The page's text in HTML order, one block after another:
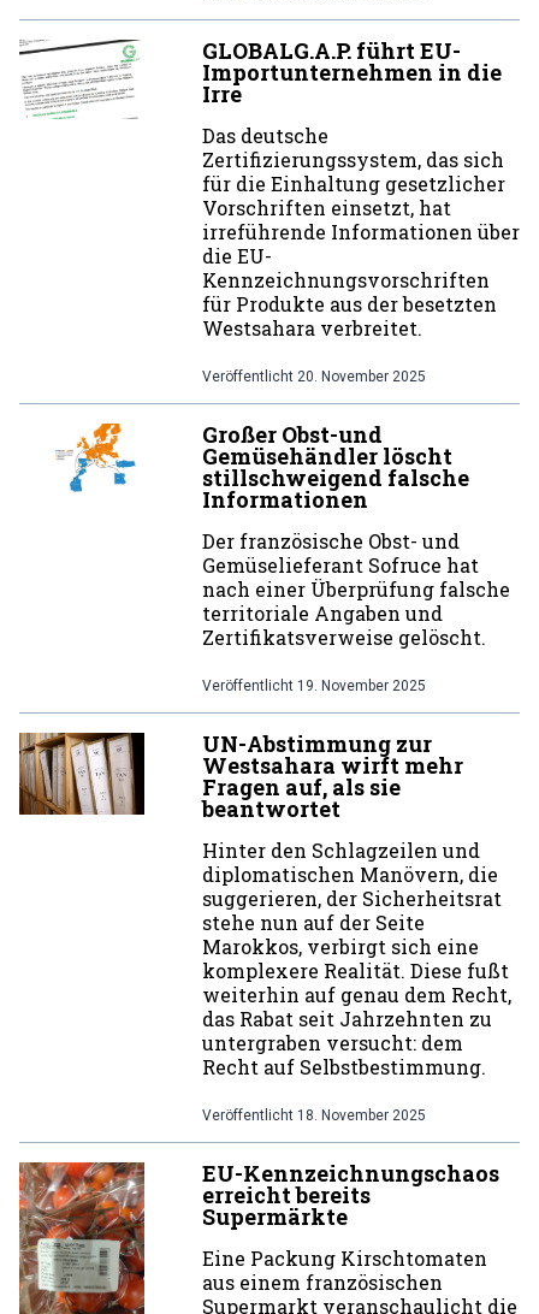
GLOBALG.A.P. führt EU-
Importunternehmen in die
Irre
Das deutsche
Zertifizierungssystem, das sich
für die Einhaltung gesetzlicher
Vorschriften einsetzt, hat
irreführende Informationen über
die EU-
Kennzeichnungsvorschriften
für Produkte aus der besetzten
Westsahara verbreitet.
Veröffentlicht 20. November 2025
Großer Obst-und
Gemüsehändler löscht
stillschweigend falsche
Informationen
Der französische Obst- und
Gemüselieferant Sofruce hat
nach einer Überprüfung falsche
territoriale Angaben und
Zertifikatsverweise gelöscht.
Veröffentlicht 19. November 2025
UN-Abstimmung zur
Westsahara wirft mehr
Fragen auf, als sie
beantwortet
Hinter den Schlagzeilen und
diplomatischen Manövern, die
suggerieren, der Sicherheitsrat
stehe nun auf der Seite
Marokkos, verbirgt sich eine
komplexere Realität. Diese fußt
weiterhin auf genau dem Recht,
das Rabat seit Jahrzehnten zu
untergraben versucht: dem
Recht auf Selbstbestimmung.
Veröffentlicht 18. November 2025
EU-Kennzeichnungschaos
erreicht bereits
Supermärkte
Eine Packung Kirschtomaten
aus einem französischen
Supermarkt veranschaulicht die